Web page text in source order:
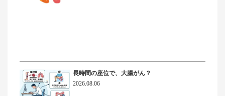
長時間の座位で、大腸がん？
2026.08.06